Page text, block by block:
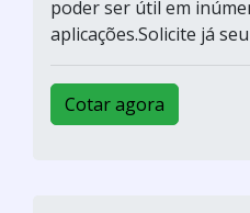
poder ser útil em
aplicações.Solicite já
Cotar agora